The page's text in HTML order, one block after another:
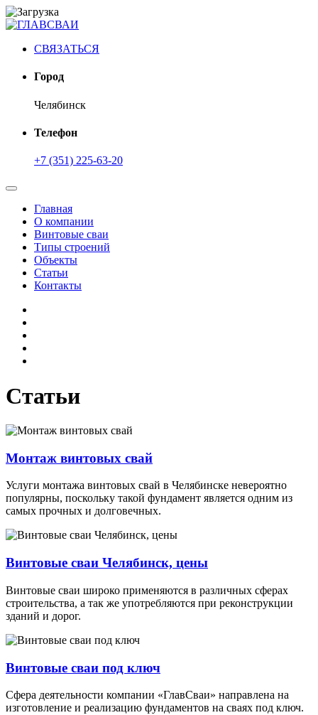
СВЯЗАТЬСЯ
Город
Челябинск
Телефон
+7 (351) 225-63-20
Главная
О компании
Винтовые сваи
Типы строений
Объекты
Статьи
Контакты
Статьи
Монтаж винтовых свай
Услуги монтажа винтовых свай в Челябинске невероятно
популярны, поскольку такой фундамент является одним из
самых прочных и долговечных.
Винтовые сваи Челябинск, цены
Винтовые сваи широко применяются в различных сферах
строительства, а так же употребляются при реконструкции
зданий и дорог.
Винтовые сваи под ключ
Сфера деятельности компании «ГлавСваи» направлена на
изготовление и реализацию фундаментов на сваях под ключ.